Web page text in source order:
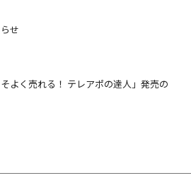
せ
よく売れる！ テレアポの達人」発売の